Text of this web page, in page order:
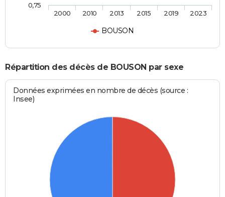
BOUSON
2000 2010 2013 2015 2019 2023
0,75
Répartition des décès de BOUSON par sexe
Données exprimées en nombre de décès (source :
Insee)